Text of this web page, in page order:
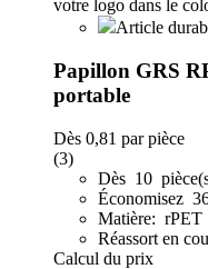
Article
Papillon GRS
portable
Dès 0,81 par pièce
(3)
Dès 10
Économisez
Matière: rPET
Réassort en
Calcul du prix